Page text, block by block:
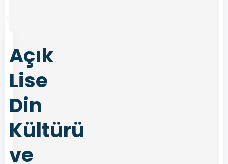
Açık
Lise
Din
Kültürü
ve